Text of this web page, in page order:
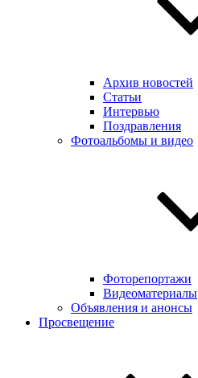
Архив новостей
Статьи
Интервью
Поздравления
Фотоальбомы и видео
Фоторепортажи
Видеоматериалы
Объявления и анонсы
Просвещение